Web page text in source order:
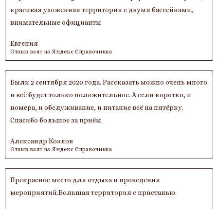
красивая ухоженная территория с двумя бассейнами,
внимательные официанты
Евгения
Отзыв взят из Яндекс Справочника
Были 2 сентября 2020 года. Рассказать можно очень много
и всё будет только положительное. А если коротко, и
номера, и обслуживание, и питание всё на пятёрку.
Спасибо большое за приём.
Александр Козлов
Отзыв взят из Яндекс Справочника
Прекрасное место для отдыха и проведения
мероприятий.Большая территория с пристанью.